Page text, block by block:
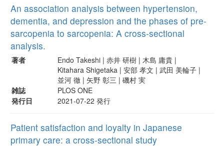
An association analysis between hypertension,
dementia, and depression and the phases of pre-
sarcopenia to sarcopenia: A cross-sectional
analysis.
著者
Endo Takeshi | 赤井 研樹 | 木島 庸貴 |
Kitahara Shigetaka | 安部 孝文 | 武田 美輪子 |
並河 徹 | 矢野 彰三 | 磯村 実
雑誌
PLOS ONE
発行日
2021-07-22 発行
Patient satisfaction and loyalty in Japanese
primary care: a cross-sectional study